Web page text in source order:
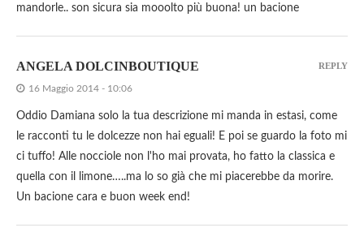
mandorle.. son sicura sia mooolto più buona! un bacione
ANGELA DOLCINBOUTIQUE
16 Maggio 2014 - 10:06
Oddio Damiana solo la tua descrizione mi manda in estasi, come
le racconti tu le dolcezze non hai eguali! E poi se guardo la foto mi
ci tuffo! Alle nocciole non l'ho mai provata, ho fatto la classica e
quella con il limone…..ma lo so già che mi piacerebbe da morire.
Un bacione cara e buon week end!
REPLY